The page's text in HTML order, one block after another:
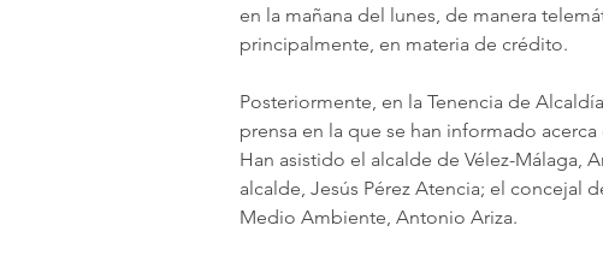
en la mañana del lunes, de manera
principalmente, en materia de crédito.
Posteriormente, en la Tenencia de
prensa en la que se han informado
Han asistido el alcalde de Vélez-Málaga,
alcalde, Jesús Pérez Atencia; el concejal
Medio Ambiente, Antonio Ariza.